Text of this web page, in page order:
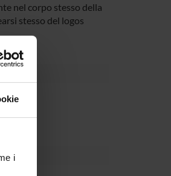
i
nel corpo stesso della
stesso del logos